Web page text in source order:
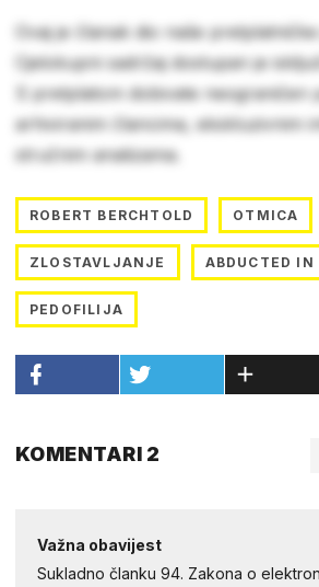
Ovaj je članak dio naše
Cjelokupni sadržaj dostupan je
S pretplatom dobivate neograničen
arhiviranim člancima, ekskluzivnim
stručnim analizama.
ROBERT BERCHTOLD OTMICA
ZLOSTAVLJANJE ABDUCTED
PEDOFILIJA
KOMENTARI 2
Važna obavijest
Sukladno članku 94. Zakona o